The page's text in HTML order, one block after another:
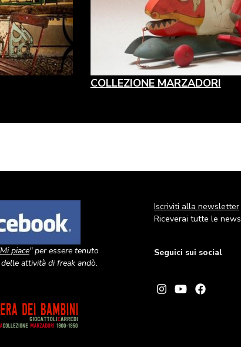
COLLEZIONE MARZADORI
Mi piace" per essere tenuto
attività di freak andò.
Iscriviti alla newsletter
Riceverai tutte le news
Seguici sui social